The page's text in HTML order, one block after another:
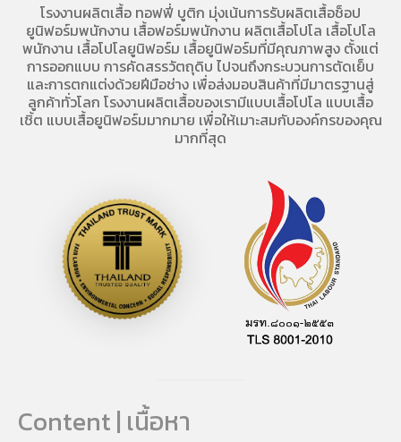
โรงงานผลิตเสื้อ ทอฟฟี่ บูติก มุ่งเน้นการรับผลิตเสื้อช็อป
ยูนิฟอร์มพนักงาน เสื้อฟอร์มพนักงาน ผลิตเสื้อโปโล เสื้อโปโล
พนักงาน เสื้อโปโลยูนิฟอร์ม เสื้อยูนิฟอร์มที่มีคุณภาพสูง ตั้งแต่
การออกแบบ การคัดสรรวัตถุดิบ ไปจนถึงกระบวนการตัดเย็บ
และการตกแต่งด้วยฝีมือช่าง เพื่อส่งมอบสินค้าที่มีมาตรฐานสู่
ลูกค้าทั่วโลก โรงงานผลิตเสื้อของเรามีแบบเสื้อโปโล แบบเสื้อ
เชิ้ต แบบเสื้อยูนิฟอร์มมากมาย เพื่อให้เมาะสมกับองค์กรของคุณ
มากที่สุด
Content | เนื้อหา